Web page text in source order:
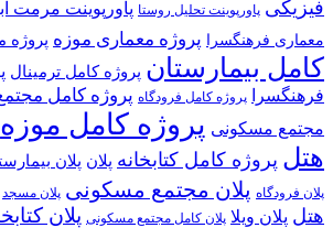
فیزیکی پاورپوینت تحلیل روستا پاورپوینت مرمت
معماری فرهنگسرا پروژه معماری موزه پروژه
کامل بیمارستان پروژه کامل ترمینال
فرهنگسرا
پروژه کامل فرودگاه پروژه کامل
مجتمع مسکونی پروژه کامل موزه
هتل پروژه کامل کتابخانه پلان پلان
پلان فرودگاه پلان مجتمع مسکونی پلان مسجد
هتل پلان ویلا پلان کامل مجتمع مسکونی پلان